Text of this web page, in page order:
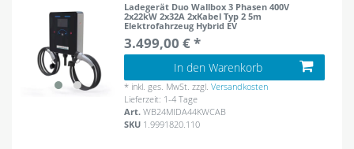
Ladegerät Duo Wallbox 3 Phasen 400V
2x22kW 2x32A 2xKabel Typ 2 5m
Elektrofahrzeug Hybrid EV
3.499,00 € *
In den Warenkorb
* inkl. ges. MwSt. zzgl.Versandkosten
Lieferzeit: 1-4 Tage
Art.WB24MIDA44KWCAB
SKU 1.9991820.110